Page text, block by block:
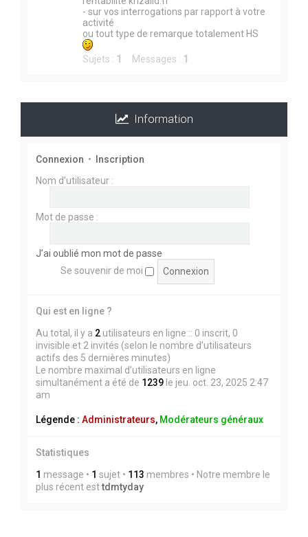
- sur vos interrogations par rapport à votre
activité
ou tout type de remarque totalement HS
Sujets : 1 Messages : 1
Information
Connexion • Inscription
Nom d’utilisateur :
Mot de passe :
J’ai oublié mon mot de passe
Se souvenir de moi
Qui est en ligne ?
Au total, il y a 2 utilisateurs en ligne :: 0 inscrit, 0
invisible et 2 invités (selon le nombre d’utilisateurs
actifs des 5 dernières minutes)
Le nombre maximal d’utilisateurs en ligne
simultanément a été de 1239 le jeu. oct. 23, 2025 2:47
am
Légende : Administrateurs, Modérateurs généraux
Statistiques
1 message • 1 sujet • 113 membres • Notre membre le
plus récent esttdmtyday